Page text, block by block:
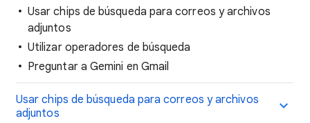
Usar chips de búsqueda para correos y archivos
adjuntos
Utilizar operadores de búsqueda
Preguntar a Gemini en Gmail
Usar chips de búsqueda para correos y archivos
adjuntos